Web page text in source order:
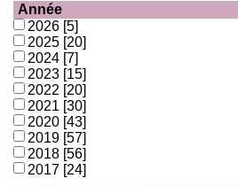
Année
2026 [5]
2025 [20]
2024 [7]
2023 [15]
2022 [20]
2021 [30]
2020 [43]
2019 [57]
2018 [56]
2017 [24]